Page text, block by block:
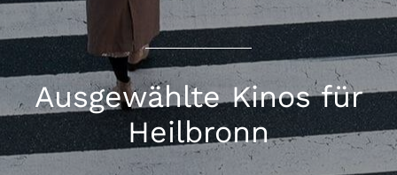
Ausgewählte Kinos für
Heilbronn